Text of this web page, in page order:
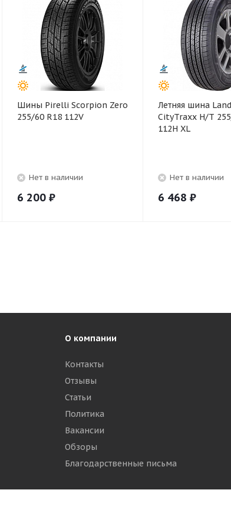
Шины Pirelli Scorpion Zero
255/60 R18 112V
Нет в наличии
6 200 ₽
Летняя шина
CityTraxx H/T
112H XL
Нет в наличии
6 468 ₽
О компании
Контакты
Отзывы
Статьи
Политика
Вакансии
Обзоры
Благодарственные письма